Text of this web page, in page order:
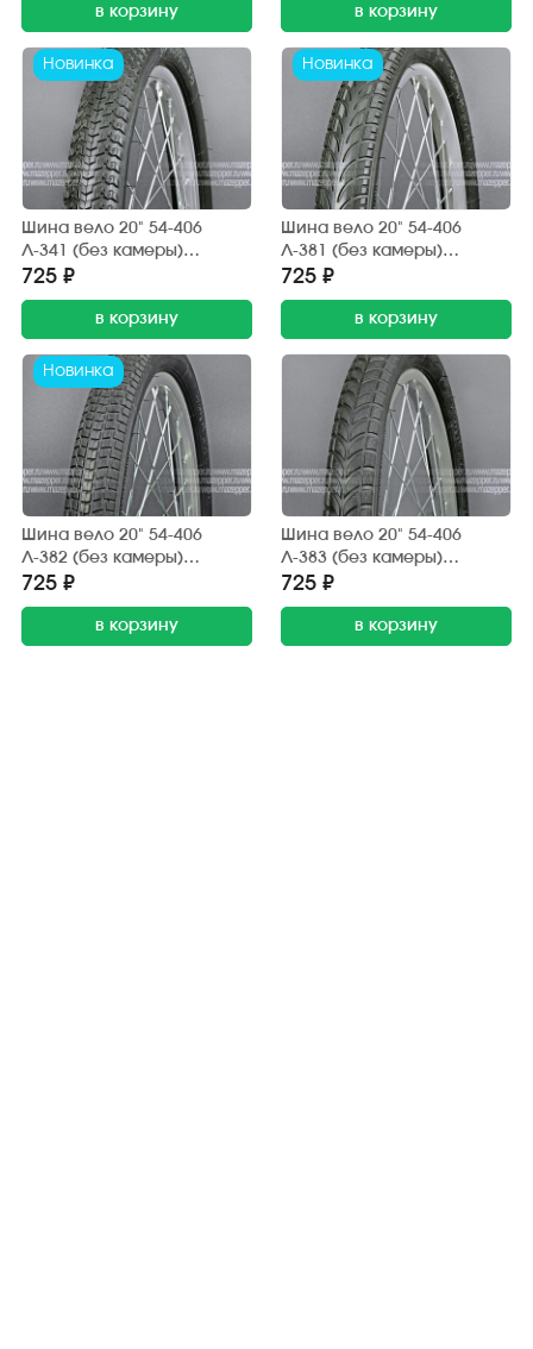
в корзину в корзину
Новинка
Шина вело 20" 54-406
Л-341 (без камеры)
"ПЕТРОШИНА" (20х2,125)
BMX (дорога, грунт)
725 ₽
в корзину
Новинка
Шина вело 20" 54-406
Л-381 (без камеры)
"ПЕТРОШИНА" (20х2,125)
BMX (дорога, грунт)
725 ₽
в корзину
Новинка
Шина вело 20" 54-406
Л-382 (без камеры)
"ПЕТРОШИНА" (20х2,125)
BMX (дорога, грунт)
725 ₽
в корзину
Шина вело 20" 54-406
Л-383 (без камеры)
"ПЕТРОШИНА" (20х2,125)
BMX (дорога, грунт)
725 ₽
в корзину